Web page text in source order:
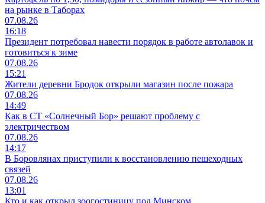
на рынке в Таборах
07.08.26
16:18
Президент потребовал навести порядок в работе автолавок и
готовиться к зиме
07.08.26
15:21
Жители деревни Бродок открыли магазин после пожара
07.08.26
14:49
Как в СТ «Солнечный Бор» решают проблему с
электричеством
07.08.26
14:17
В Боровлянах приступили к восстановлению пешеходных
связей
07.08.26
13:01
Кто и как открыл зоогостиницу под Минском